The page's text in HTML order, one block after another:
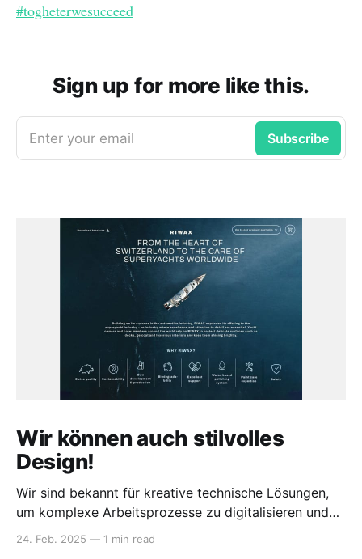
#togheterwesucceed
Sign up for more like this.
Enter your email Subscribe
Wir können auch stilvolles
Design!
Wir sind bekannt für kreative technische Lösungen,
um komplexe Arbeitsprozesse zu digitalisieren und
Daten miteinander zu verknüpfen. Wir sind sehr stolz,
24. Feb. 2025 — 1 min read